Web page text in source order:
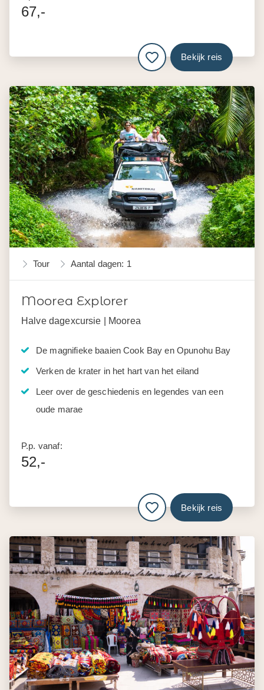
67,-
Bekijk reis
Tour Aantal dagen: 1
Moorea Explorer
Halve dagexcursie | Moorea
De magnifieke baaien Cook Bay en Opunohu Bay
Verken de krater in het hart van het eiland
Leer over de geschiedenis en legendes van een
oude marae
P.p. vanaf:
52,-
Bekijk reis